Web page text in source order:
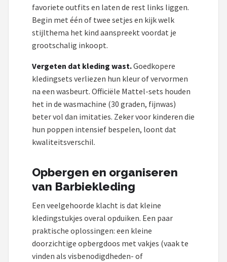
favoriete outfits en laten de rest links liggen.
Begin met één of twee setjes en kijk welk
stijlthema het kind aanspreekt voordat je
grootschalig inkoopt.
Vergeten dat kleding wast.Goedkopere
kledingsets verliezen hun kleur of vervormen
na een wasbeurt. Officiële Mattel-sets houden
het in de wasmachine (30 graden, fijnwas)
beter vol dan imitaties. Zeker voor kinderen die
hun poppen intensief bespelen, loont dat
kwaliteitsverschil.
Opbergen en organiseren
van Barbiekleding
Een veelgehoorde klacht is dat kleine
kledingstukjes overal opduiken. Een paar
praktische oplossingen: een kleine
doorzichtige opbergdoos met vakjes (vaak te
vinden als visbenodigdheden- of